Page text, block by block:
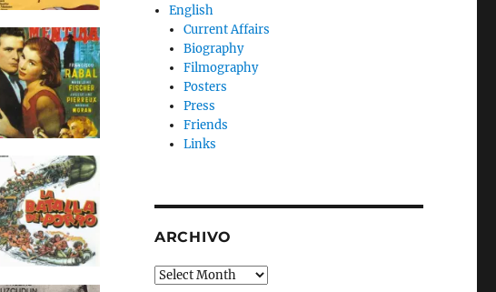
English
Current Affairs
Biography
Filmography
Posters
Press
Friends
Links
ARCHIVO
Archivo